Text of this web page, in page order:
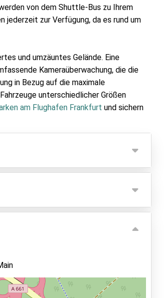
von dem Shuttle-Bus zu Ihrem
jederzeit zur Verfügung, da es rund um
und umzäuntes Gelände. Eine
Kameraüberwachung, die die
in Bezug auf die maximale
unterschiedlicher Größen
am Flughafen Frankfurt und sichern
Sie zwischen 23:00 und 6:30